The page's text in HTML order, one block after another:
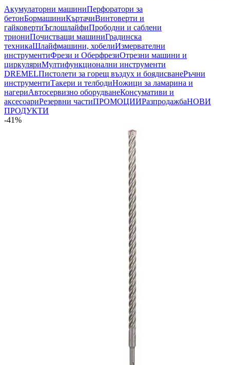
Акумулаторни машиниПерфоратори за
бетонБормашиниКъртачиВинтоверти и
гайковертиЪглошлайфиПрободни и саблени
триониПочистващи машиниГрадинска
техникаШлайфмашини, хобелиИзмервателни
инструментиФрези и ОберфрезиОтрезни машини и
циркуляриМултифункционални инструменти
DREMELПистолети за горещ въздух и боядисванеРъчни
инструментиТакери и телбодиНожици за ламарина и
нагериАвтосервизно оборудванеКонсумативи и
аксесоариРезервни частиПРОМОЦИИРазпродажбаНОВИ
ПРОДУКТИ
-41%